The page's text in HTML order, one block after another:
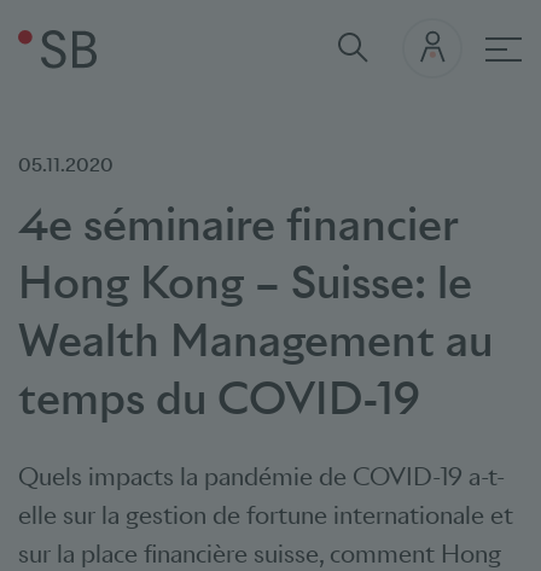
05.11.2020
4e séminaire financier
Hong Kong – Suisse: le
Wealth Management au
temps du COVID-19
Quels impacts la pandémie de COVID-19 a-t-
elle sur la gestion de fortune internationale et
sur la place financière suisse, comment Hong